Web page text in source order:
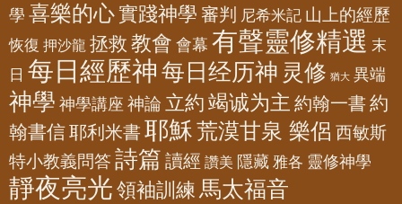
學 喜樂的心實踐神學 審判 尼希米記 山上的經歷
恢復 押沙龍 拯救 教會 會幕 有聲靈修精選 末
日 每日經歷神 每日经历神 灵修 猶大 異端
神學 神學講座 神論 立約 竭诚为主 約翰一書 約
翰書信耶利米書 耶穌荒漠甘泉 樂侶 西敏斯
特小教義問答詩篇 讀經 讚美 隱藏 雅各 靈修神學
靜夜亮光 領袖訓練 馬太福音